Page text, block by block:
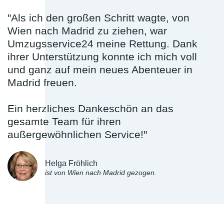
"Als ich den großen Schritt wagte, von
Wien nach Madrid zu ziehen, war
Umzugsservice24 meine Rettung. Dank
ihrer Unterstützung konnte ich mich voll
und ganz auf mein neues Abenteuer in
Madrid freuen.
Ein herzliches Dankeschön an das
gesamte Team für ihren
außergewöhnlichen Service!"
Helga Fröhlich
ist von Wien nach Madrid gezogen.